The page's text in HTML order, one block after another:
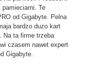
Te
od Gigabyte. Pelna
bardzo duzo kart
Na ta firme trzeba
czasem nawet expert
Gigabyte.